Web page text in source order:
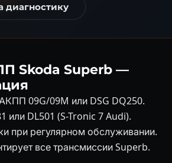
диагностику
Skoda Superb —
09G/09M или DSG DQ250.
или DL501 (S-Tronic 7 Audi).
при регулярном обслуживании.
все трансмиссии Superb.